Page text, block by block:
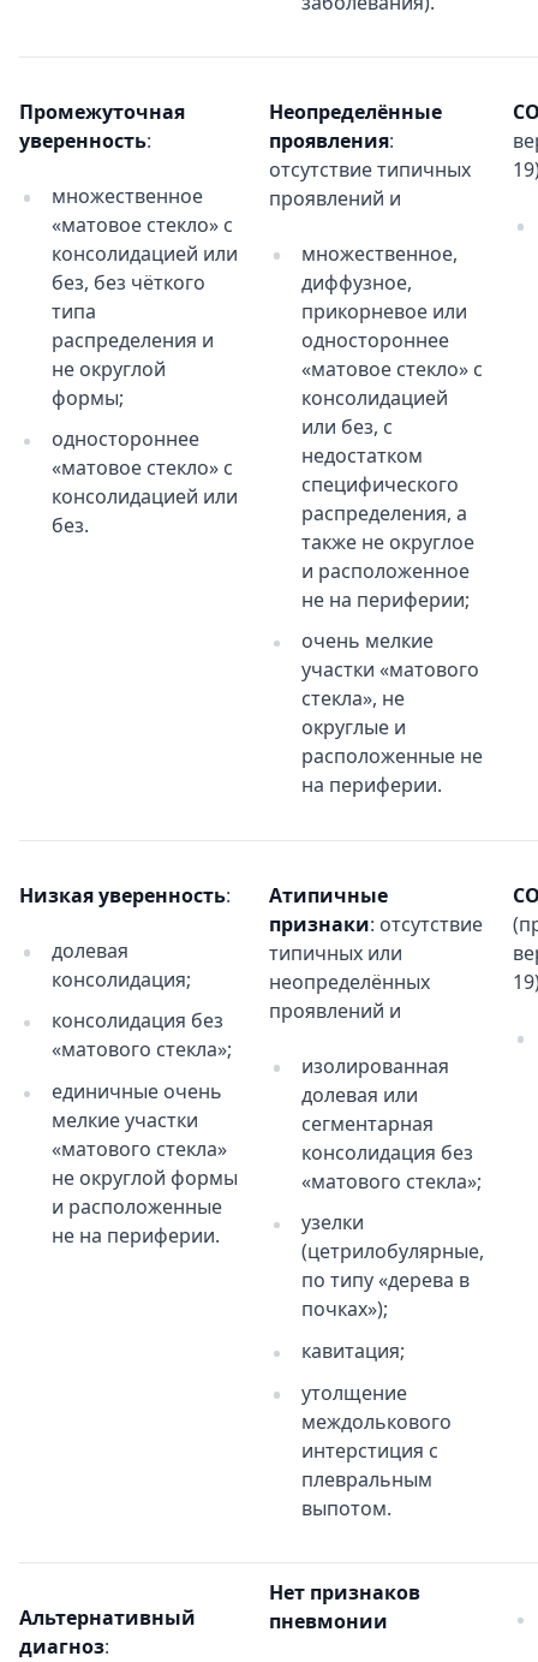
Промежуточная
уверенность:
множественное
«матовое стекло» с
консолидацией или
без, без чёткого
типа
распределения и
не округлой
формы;
одностороннее
«матовое стекло» с
консолидацией или
без.
Неопределённые
проявления:
отсутствие типичных
проявлений и
множественное,
диффузное,
прикорневое или
одностороннее
«матовое стекло» с
консолидацией
или без, с
недостатком
специфического
распределения, а
также не округлое
и расположенное
не на периферии;
очень мелкие
участки «матового
стекла», не
округлые и
расположенные не
на периферии.
Низкая уверенность:
долевая
консолидация;
консолидация без
«матового стекла»;
единичные очень
мелкие участки
«матового стекла»
не округлой формы
и расположенные
не на периферии.
Атипичные
признаки: отсутствие
типичных или
неопределённых
проявлений и
изолированная
долевая или
сегментарная
консолидация без
«матового стекла»;
узелки
(цетрилобулярные,
по типу «дерева в
почках»);
кавитация;
утолщение
междолькового
интерстиция с
плевральным
выпотом.
Альтернативный
диагноз:
Нет признаков
пневмонии